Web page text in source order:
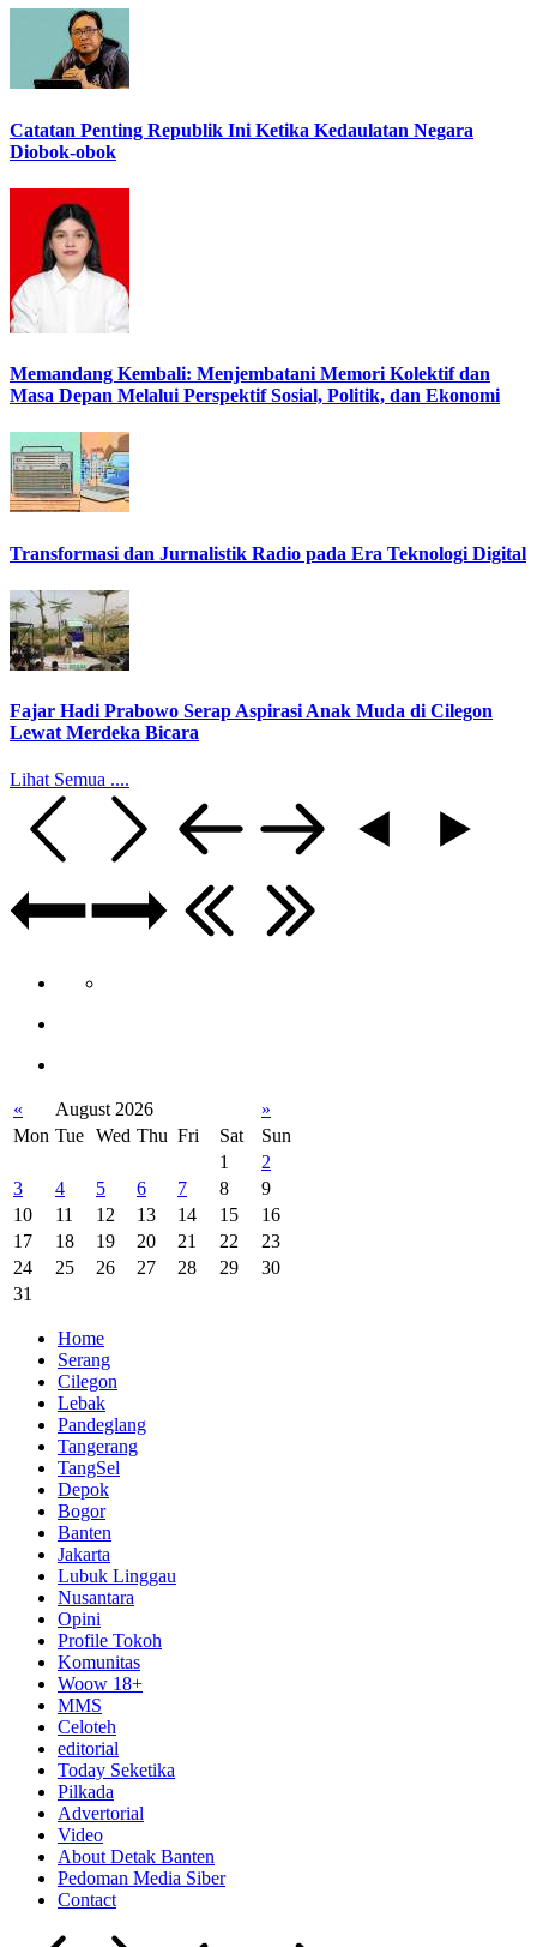
Catatan Penting Republik Ini Ketika Kedaulatan Negara
Diobok-obok
Memandang Kembali: Menjembatani Memori Kolektif dan
Masa Depan Melalui Perspektif Sosial, Politik, dan Ekonomi
Transformasi dan Jurnalistik Radio pada Era Teknologi Digital
Fajar Hadi Prabowo Serap Aspirasi Anak Muda di Cilegon
Lewat Merdeka Bicara
Lihat Semua ....
« August 2026
»
Mon Tue Wed Thu Fri Sat
Sun
1
2
3
4 5 6 7 8
9
10
11 12 13 14 15
16
17
18 19 20 21 22
23
24
25 26 27 28 29
30
31
Home
Serang
Cilegon
Lebak
Pandeglang
Tangerang
TangSel
Depok
Bogor
Banten
Jakarta
Lubuk Linggau
Nusantara
Opini
Profile Tokoh
Komunitas
Woow 18+
MMS
Celoteh
editorial
Today Seketika
Pilkada
Advertorial
Video
About Detak Banten
Pedoman Media Siber
Contact